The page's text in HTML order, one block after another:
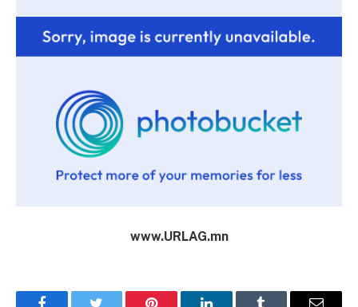
www.URLAG.mn